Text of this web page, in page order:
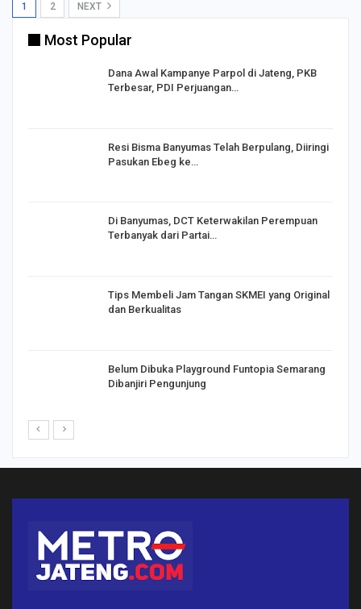
1 2 NEXT
Most Popular
Dana Awal Kampanye Parpol di Jateng, PKB
Terbesar, PDI Perjuangan…
Resi Bisma Banyumas Telah Berpulang, Diiringi
Pasukan Ebeg ke…
Di Banyumas, DCT Keterwakilan Perempuan
Terbanyak dari Partai…
Tips Membeli Jam Tangan SKMEI yang Original
dan Berkualitas
Belum Dibuka Playground Funtopia Semarang
Dibanjiri Pengunjung